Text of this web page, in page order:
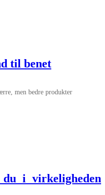
til benet
men bedre produkter
i virkeligheden